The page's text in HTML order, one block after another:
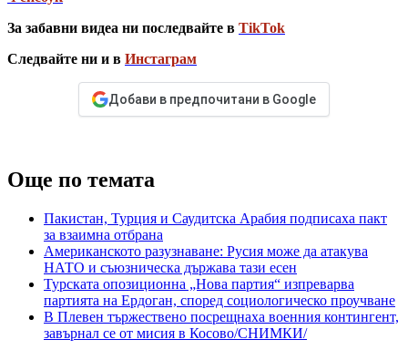
За забавни видеа ни последвайте в TikTok
Следвайте ни и в Инстаграм
Добави в предпочитани в Google
Още по темата
Пакистан, Турция и Саудитска Арабия подписаха пакт
за взаимна отбрана
Американското разузнаване: Русия може да атакува
НАТО и съюзническа държава тази есен
Турската опозиционна „Нова партия“ изпреварва
партията на Ердоган, според социологическо проучване
В Плевен тържествено посрещнаха военния контингент,
завърнал се от мисия в Косово/СНИМКИ/